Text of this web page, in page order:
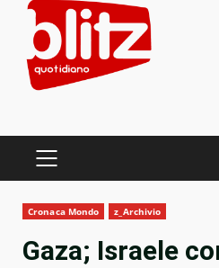
content
PRIMARY
Cronaca Mondo z_Archivio
Gaza; Israele